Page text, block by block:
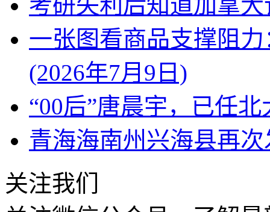
一张图看商品支撑阻
(2026年7月9日)
“00后”唐晨宇，已任北
青海海南州兴海县再
关注我们